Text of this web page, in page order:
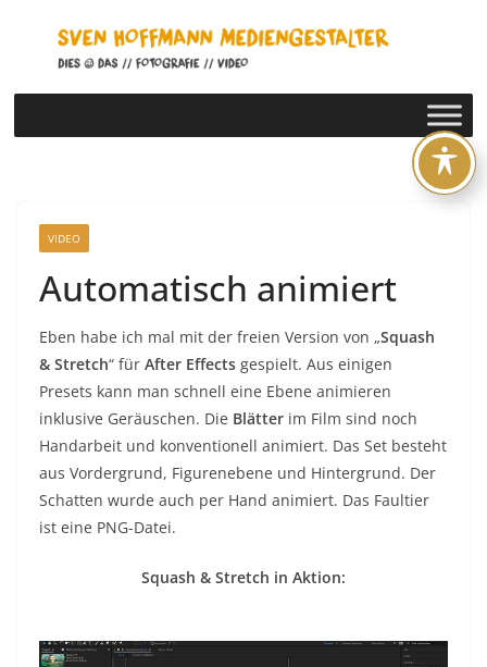
springen
VIDEO
Automatisch animiert
Eben habe ich mal mit der freien Version von „Squash
& Stretch“ für After Effects gespielt. Aus einigen
Presets kann man schnell eine Ebene animieren
inklusive Geräuschen. Die Blätter im Film sind noch
Handarbeit und konventionell animiert. Das Set besteht
aus Vordergrund, Figurenebene und Hintergrund. Der
Schatten wurde auch per Hand animiert. Das Faultier
ist eine PNG-Datei.
Squash & Stretch in Aktion: